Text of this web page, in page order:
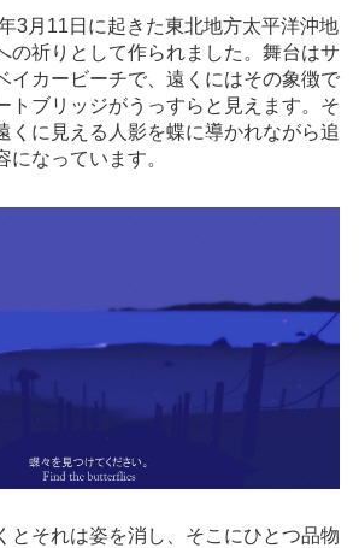
3月11日に起きた東北地方太平洋沖地
の祈りとして作られました。舞台はサ
イカービーチで、遠くにはその象徴で
トブリッジがうっすらと見えます。そ
くに見える人影を蝶に導かれながら追
になっています。
とそれは姿を消し、そこにひとつ品物